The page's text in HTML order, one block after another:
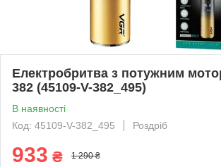
Електробритва з потужним
382 (45109-V-382_495)
В наявності
Код: 45109-V-382_495
Роздріб
933 ₴ 1 290 ₴